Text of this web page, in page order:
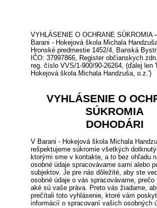
VYHLÁSENIE O OCHRANE SÚKROMIA
Barani - Hokejová škola Michala
Hronské predmestie 1452/4, Banská
IČO: 37997866, Register občianskych
reg. číslo VVS/1-900/90-26264, (ďalej len
Hokejová škola Michala Handzuša, o.z.')
VYHLÁSENIE O
SÚKROMIA
DOHODÁRI
V Barani - Hokejová škola Michala
rešpektujeme súkromie všetkých
ktorými sme v kontakte, a to bez ohľadu
osobné údaje spracovávame sami alebo
subjektov. Je pre nás dôležité, aby ste
osobné údaje o vás spracovávame, prečo
aké sú vaše práva. Preto vás žiadame,
prečítali toto vyhlásenie, ktoré vám
informácií o spracovaní vašich osobných